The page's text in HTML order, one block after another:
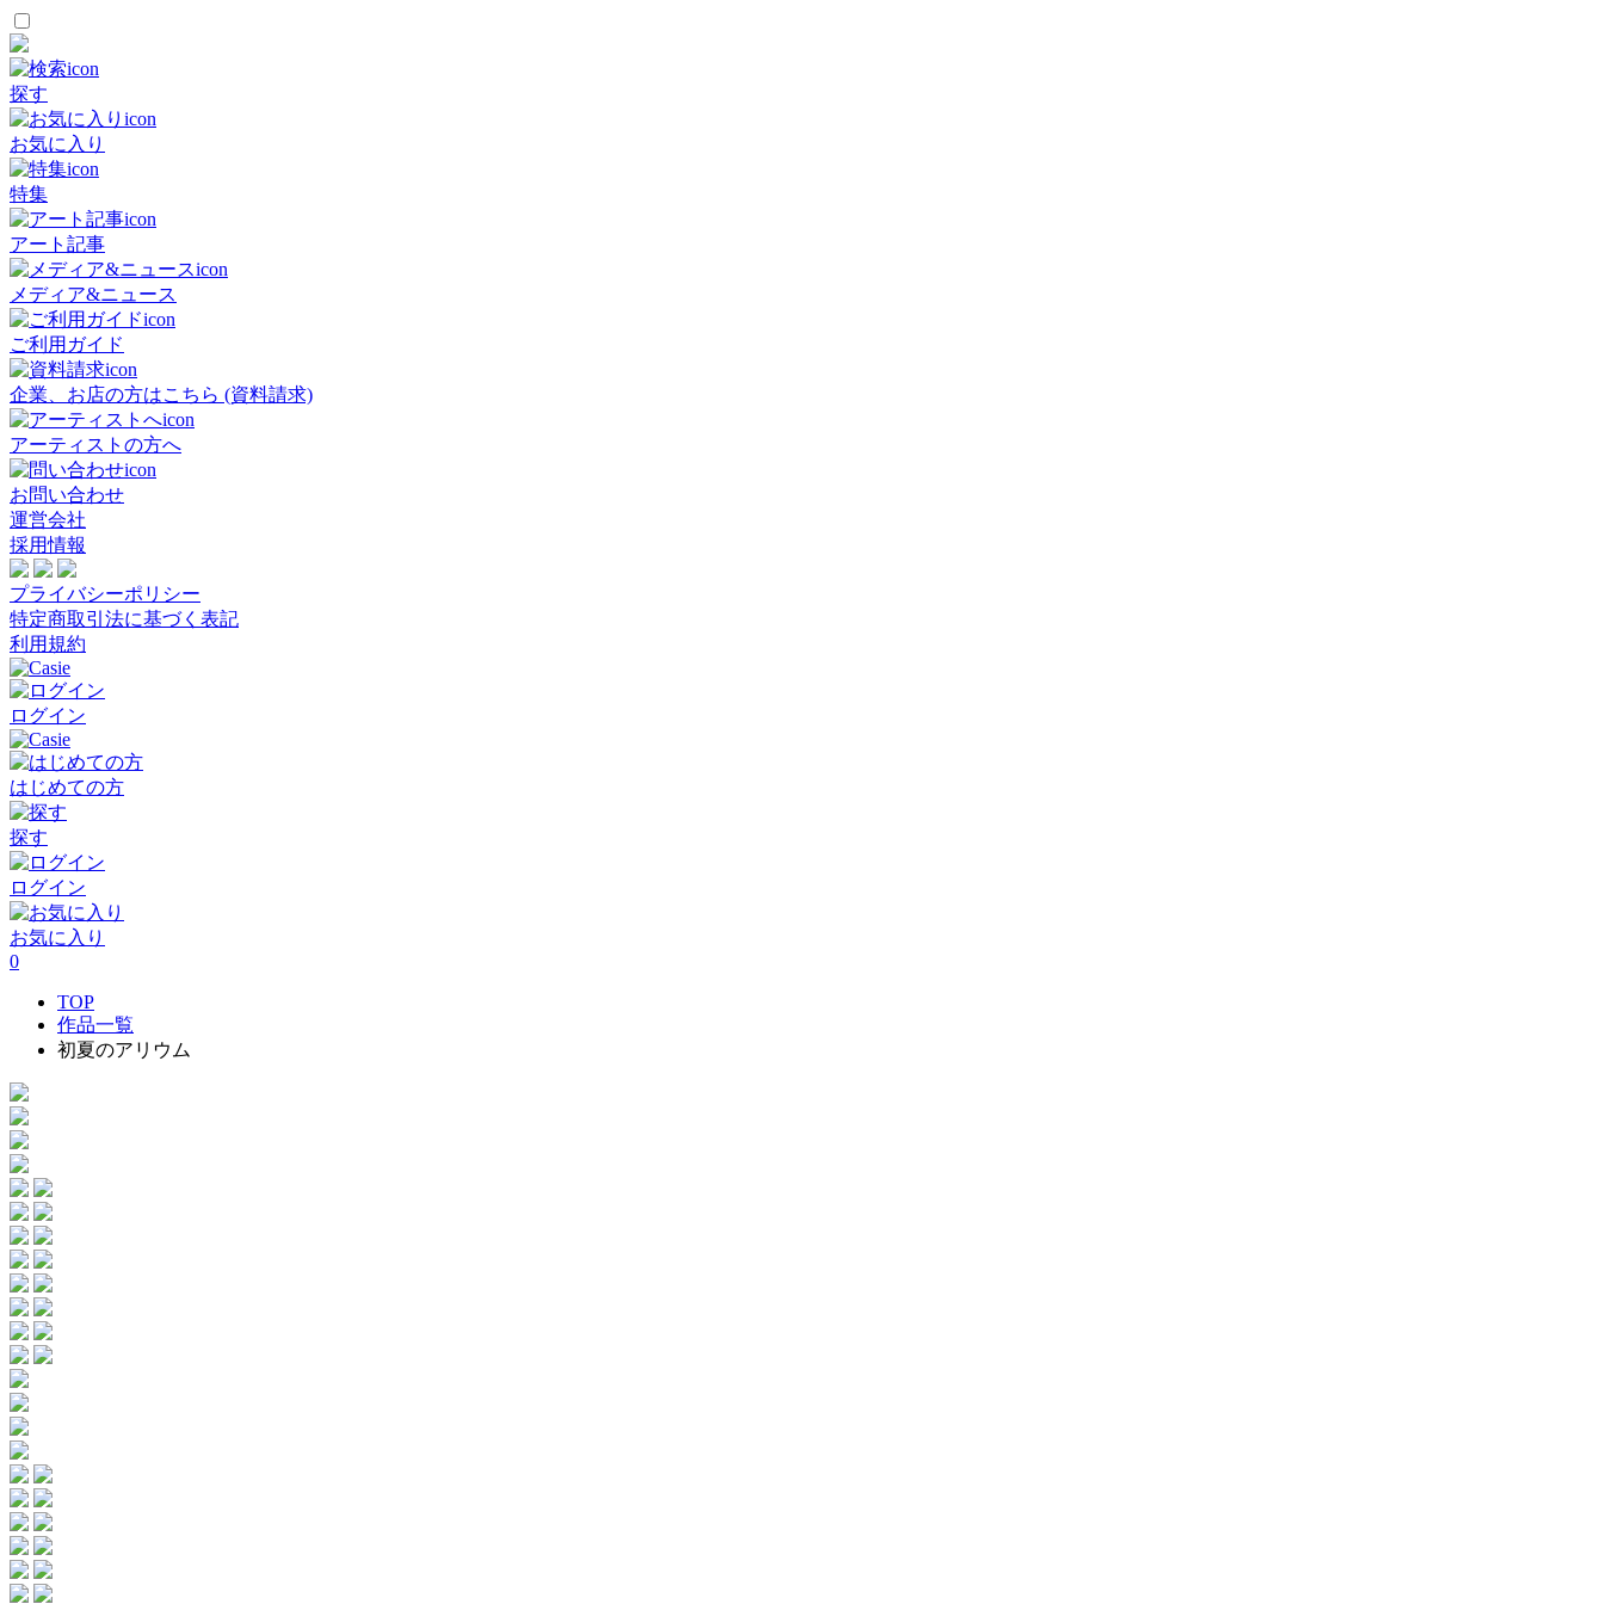
探す
お気に入り
特集
アート記事
メディア&ニュース
ご利用ガイド
企業、お店の方はこちら (資料請求)
アーティストの方へ
お問い合わせ
運営会社
採用情報
プライバシーポリシー
特定商取引法に基づく表記
利用規約
ログイン
はじめての方
探す
ログイン
お気に入り
0
TOP
作品一覧
初夏のアリウム